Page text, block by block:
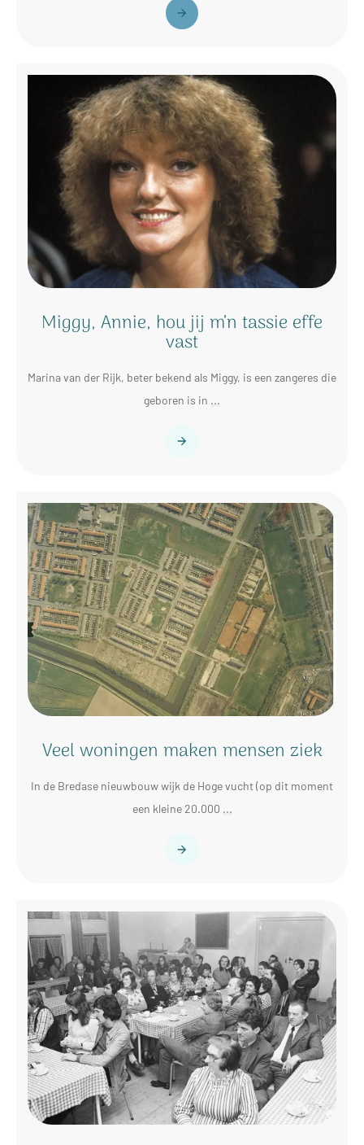
Miggy, Annie, hou jij m’n tassie effe
vast
Marina van der Rijk, beter bekend als Miggy, is een zangeres die
geboren is in ...
Veel woningen maken mensen ziek
In de Bredase nieuwbouw wijk de Hoge vucht (op dit moment
een kleine 20.000 ...